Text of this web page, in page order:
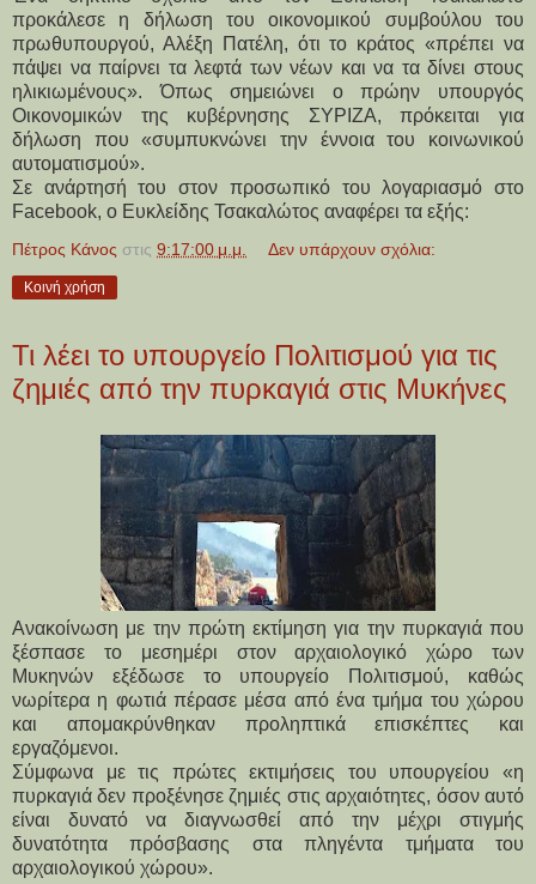
προκάλεσε η δήλωση του οικονομικού συμβούλου του
πρωθυπουργού, Αλέξη Πατέλη, ότι το κράτος «πρέπει να
πάψει να παίρνει τα λεφτά των νέων και να τα δίνει στους
ηλικιωμένους». Όπως σημειώνει ο πρώην υπουργός
Οικονομικών της κυβέρνησης ΣΥΡΙΖΑ, πρόκειται για
δήλωση που «συμπυκνώνει την έννοια του κοινωνικού
αυτοματισμού».
Σε ανάρτησή του στον προσωπικό του λογαριασμό στο
Facebook, ο Ευκλείδης Τσακαλώτος αναφέρει τα εξής:
Πέτρος Κάνος στις 9:17:00 μ.μ. Δεν υπάρχουν σχόλια:
Κοινή χρήση
Τι λέει το υπουργείο Πολιτισμού για τις
ζημιές από την πυρκαγιά στις Μυκήνες
Ανακοίνωση με την πρώτη εκτίμηση για την πυρκαγιά που
ξέσπασε το μεσημέρι στον αρχαιολογικό χώρο των
Μυκηνών εξέδωσε το υπουργείο Πολιτισμού, καθώς
νωρίτερα η φωτιά πέρασε μέσα από ένα τμήμα του χώρου
και απομακρύνθηκαν προληπτικά επισκέπτες και
εργαζόμενοι.
Σύμφωνα με τις πρώτες εκτιμήσεις του υπουργείου «η
πυρκαγιά δεν προξένησε ζημιές στις αρχαιότητες, όσον αυτό
είναι δυνατό να διαγνωσθεί από την μέχρι στιγμής
δυνατότητα πρόσβασης στα πληγέντα τμήματα του
αρχαιολογικού χώρου».